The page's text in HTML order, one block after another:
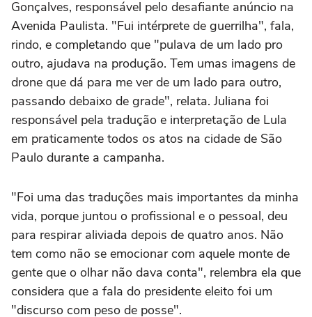
Gonçalves, responsável pelo desafiante anúncio na
Avenida Paulista. "Fui intérprete de guerrilha", fala,
rindo, e completando que "pulava de um lado pro
outro, ajudava na produção. Tem umas imagens de
drone que dá para me ver de um lado para outro,
passando debaixo de grade", relata. Juliana foi
responsável pela tradução e interpretação de Lula
em praticamente todos os atos na cidade de São
Paulo durante a campanha.
"Foi uma das traduções mais importantes da minha
vida, porque juntou o profissional e o pessoal, deu
para respirar aliviada depois de quatro anos. Não
tem como não se emocionar com aquele monte de
gente que o olhar não dava conta", relembra ela que
considera que a fala do presidente eleito foi um
"discurso com peso de posse".